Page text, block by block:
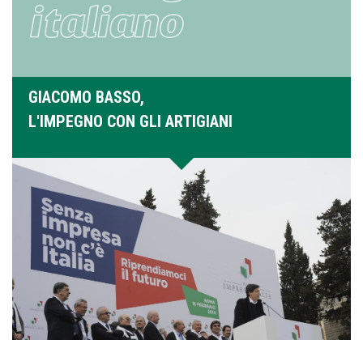
GIACOMO BASSO,
L'IMPEGNO CON GLI ARTIGIANI